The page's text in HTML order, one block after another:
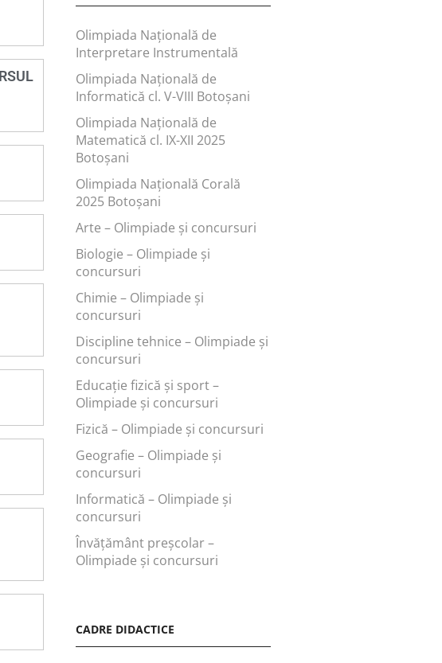
Olimpiada Națională de
Interpretare Instrumentală
Olimpiada Națională de
Informatică cl. V-VIII Botoșani
Olimpiada Națională de
Matematică cl. IX-XII 2025
Botoșani
Olimpiada Națională Corală
2025 Botoșani
Arte – Olimpiade și concursuri
Biologie – Olimpiade și
concursuri
Chimie – Olimpiade și
concursuri
Discipline tehnice – Olimpiade și
concursuri
Educaţie fizică şi sport –
Olimpiade și concursuri
Fizică – Olimpiade și concursuri
Geografie – Olimpiade și
concursuri
Informatică – Olimpiade și
concursuri
Învăţământ preşcolar –
Olimpiade și concursuri
CADRE DIDACTICE